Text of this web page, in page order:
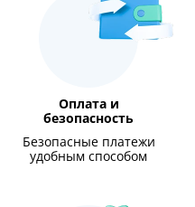
Оплата и
безопасность
Безопасные платежи
удобным способом